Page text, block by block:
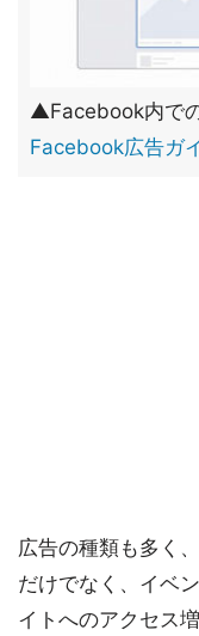
▲Facebook内で
Facebook広告ガ
広告の種類も多く
だけでなく、イベ
イトへのアクセス